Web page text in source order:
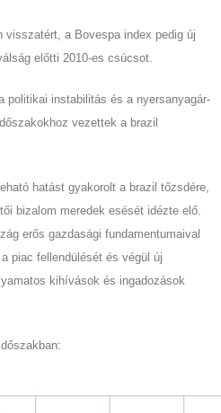
a Bovespa index pedig új
előtti 2010-es csúcsot.
politikai instabilitás és a nyersanyagár-
vezettek a brazil
hatást gyakorolt ​​a brazil tőzsdére,
bizalom meredek esését idézte elő.
erős gazdasági fundamentumaival
piac fellendülését és végül új
kihívások és ingadozások